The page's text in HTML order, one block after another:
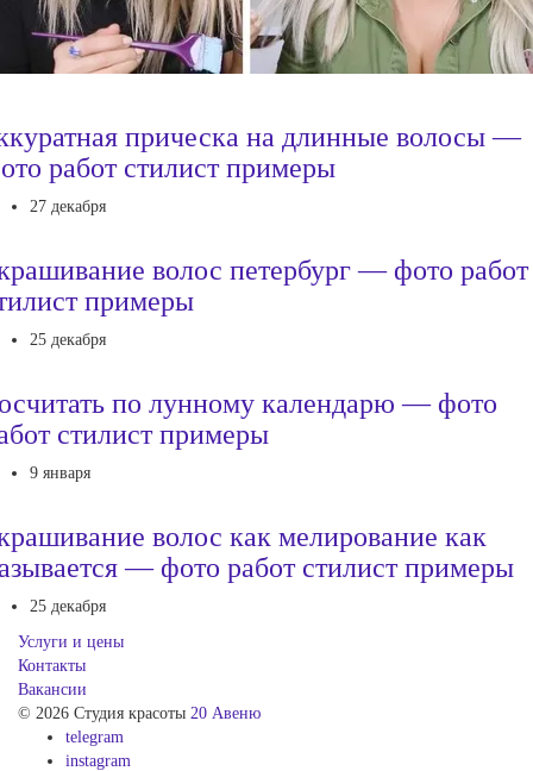
прическа на длинные волосы —
работ стилист примеры
27 декабря
волос петербург — фото работ
примеры
25 декабря
по лунному календарю — фото
стилист примеры
9 января
волос как мелирование как
— фото работ стилист примеры
25 декабря
Услуги и цены
Контакты
Вакансии
© 2026 Студия красоты 20 Авеню
telegram
instagram